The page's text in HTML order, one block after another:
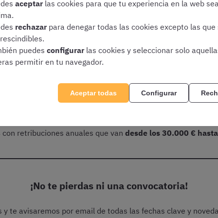
un Policía Local en el
en Euskadi, la es mucho
todos los casos, loscomplementospueden ser muy
por las leyes.
retribuciones anuales que van desde los 30.000 €
¡No te pierdas ni una convocatoria!
y te avisaremos por email de todas las fechas clave y
aceptar las cookies para que tu experiencia en la web sea
rechazar para denegar todas las cookies excepto las que
puedes configurar las cookies y seleccionar solo
permitir en tu navegador.
Aceptar todas Configurar